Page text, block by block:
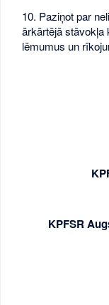
10. Paziņot par
ārkārtējā stāvokļa
lēmumus un
KPFSR